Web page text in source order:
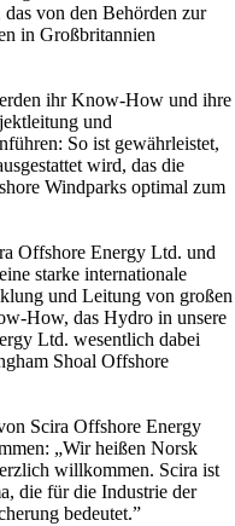
von den Behörden zur
in Großbritannien
ihr Know-How und ihre
und
So ist gewährleistet,
wird, das die
Windparks optimal zum
Offshore Energy Ltd. und
starke internationale
und Leitung von großen
How, das Hydro in unsere
Ltd. wesentlich dabei
Shoal Offshore
Scira Offshore Energy
„Wir heißen Norsk
willkommen. Scira ist
die für die Industrie der
bedeutet.”